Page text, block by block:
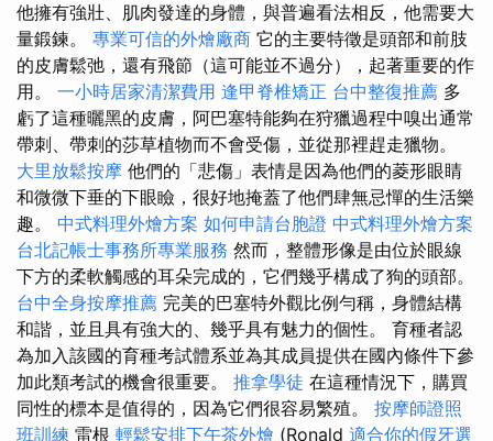
他擁有強壯、肌肉發達的身體，與普遍看法相反，他需要大
量鍛鍊。 專業可信的外燴廠商 它的主要特徵是頭部和前肢
的皮膚鬆弛，還有飛節（這可能並不過分），起著重要的作
用。 一小時居家清潔費用 逢甲脊椎矯正 台中整復推薦 多
虧了這種曬黑的皮膚，阿巴塞特能夠在狩獵過程中嗅出通常
帶刺、帶刺的莎草植物而不會受傷，並從那裡趕走獵物。
大里放鬆按摩 他們的「悲傷」表情是因為他們的菱形眼睛
和微微下垂的下眼瞼，很好地掩蓋了他們肆無忌憚的生活樂
趣。 中式料理外燴方案 如何申請台胞證 中式料理外燴方案
台北記帳士事務所專業服務 然而，整體形像是由位於眼線
下方的柔軟觸感的耳朵完成的，它們幾乎構成了狗的頭部。
台中全身按摩推薦 完美的巴塞特外觀比例勻稱，身體結構
和諧，並且具有強大的、幾乎具有魅力的個性。 育種者認
為加入該國的育種考試體系並為其成員提供在國內條件下參
加此類考試的機會很重要。 推拿學徒 在這種情況下，購買
同性的標本是值得的，因為它們很容易繁殖。 按摩師證照
班訓練 雷根 輕鬆安排下午茶外燴 (Ronald 適合你的假牙選